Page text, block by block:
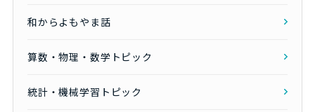
和からよもやま話
算数・物理・数学トピック
統計・機械学習トピック